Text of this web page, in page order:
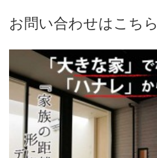
お問い合わせはこちら